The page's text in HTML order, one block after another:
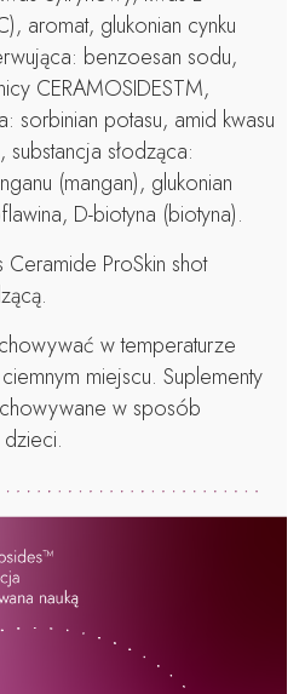
aromat, glukonian cynku
benzoesan sodu,
CERAMOSIDESTM,
sorbinian potasu, amid kwasu
słodząca:
(mangan), glukonian
D-biotyna (biotyna).
Ceramide ProSkin shot
w temperaturze
miejscu. Suplementy
w sposób